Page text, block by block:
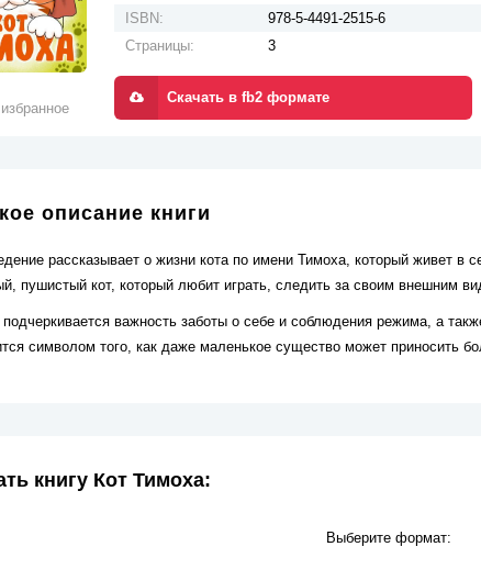
ISBN:
978-5-4491-2515-6
Страницы:
3
Скачать в fb2 формате
описание книги
рассказывает о жизни кота по имени Тимоха, который живет в
пушистый кот, который любит играть, следить за своим внешним
подчеркивается важность заботы о себе и соблюдения режима, а
символом того, как даже маленькое существо может приносить
книгу Кот Тимоха:
Выберите формат: